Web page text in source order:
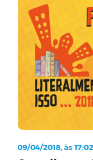
09/04/2018, às 17:02